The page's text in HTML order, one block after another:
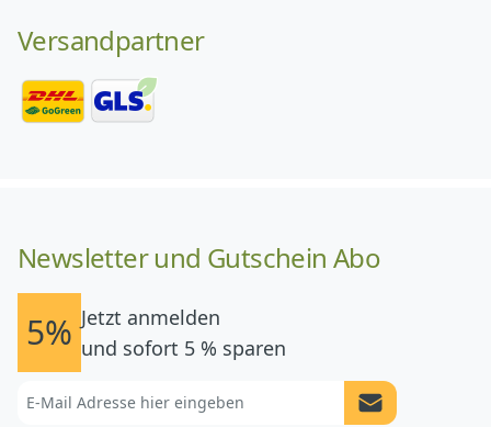
Versandpartner
Newsletter und Gutschein Abo
5% Jetzt anmelden
und sofort 5 % sparen
Newsletter